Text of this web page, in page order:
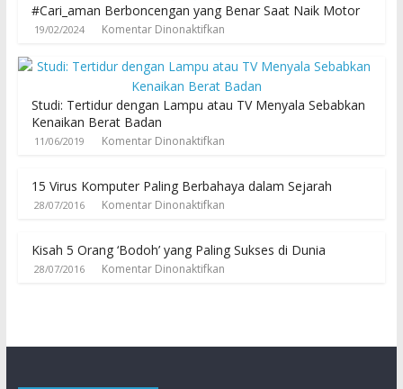
#Cari_aman Berboncengan yang Benar Saat Naik Motor
19/02/2024 Komentar Dinonaktifkan
Studi: Tertidur dengan Lampu atau TV Menyala Sebabkan
Kenaikan Berat Badan
11/06/2019 Komentar Dinonaktifkan
15 Virus Komputer Paling Berbahaya dalam Sejarah
28/07/2016 Komentar Dinonaktifkan
Kisah 5 Orang ‘Bodoh’ yang Paling Sukses di Dunia
28/07/2016 Komentar Dinonaktifkan